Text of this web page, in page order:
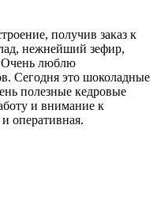
получив заказ к
нежнейший зефир,
Очень люблю
Сегодня это шоколадные
полезные кедровые
и внимание к
оперативная.